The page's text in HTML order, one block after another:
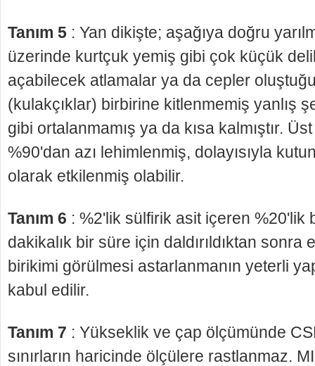
Tanım 5 : Yan dikişte; aşağıya doğru
üzerinde kurtçuk yemiş gibi çok küçük
açabilecek atlamalar ya da cepler
(ku­lakçıklar) birbirine kitlenmemiş yanlış
gibi or­talanmamış ya da kısa kalmıştır.
%90'dan azı lehimlenmiş, dolayısıyla
olarak etkilen­miş olabilir.
Tanım 6 : %2'lik sülfirik asit içeren %20'lik
daki­kalık bir süre için daldırıldıktan sonra
birikimi görülmesi astarlanmanın yeterli
kabul edi­lir.
Tanım 7 : Yükseklik ve çap ölçümünde
sı­nırların haricinde ölçülere rastlanmaz.